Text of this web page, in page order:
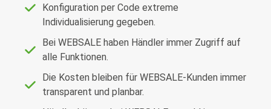
Konfiguration per Code extreme
Individualisierung gegeben.
Bei WEBSALE haben Händler immer Zugriff auf
alle Funktionen.
Die Kosten bleiben für WEBSALE-Kunden immer
transparent und planbar.